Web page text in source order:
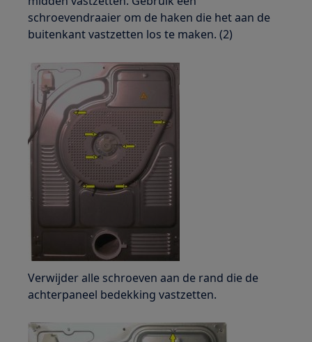
schroevendraaier om de haken die het aan de
buitenkant vastzetten los te maken. (2)
Verwijder alle schroeven aan de rand die de
achterpaneel bedekking vastzetten.